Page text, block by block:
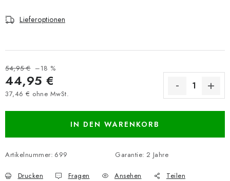
Lieferoptionen
54,95 € –18 %
44,95 €
37,46 € ohne MwSt.
IN DEN WARENKORB
Artikelnummer: 699 Garantie: 2 Jahre
Drucken Fragen Ansehen Teilen